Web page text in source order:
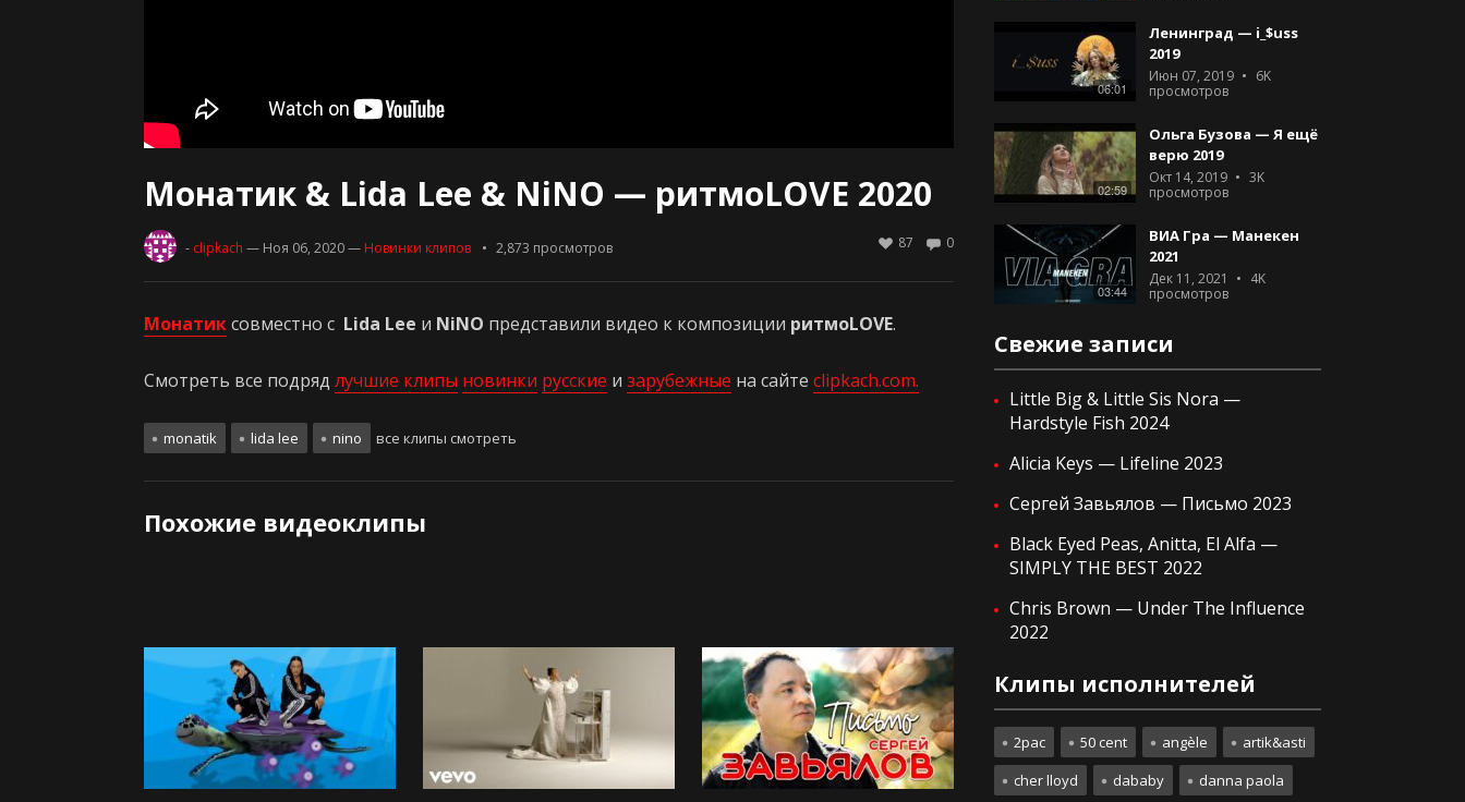
Монатик & Lida Lee & NiNO — ритмоLOVE 2020
- clipkach — Ноя 06, 2020— Новинки клипов 2,873 просмотров 0
87
Монатиксовместно с Lida Lee и NiNO представили видео к композиции ритмоLOVE.
Смотреть все подряд лучшие клипы новинки русские и зарубежные на сайте clipkach.com.
monatik lida lee nino все клипы смотреть
Похожие видеоклипы
06:01
Ленинград — i_$uss
2019
Июн 07, 2019
6K
просмотров
02:59
Ольга Бузова — Я ещё
верю 2019
Окт 14, 2019
3K
просмотров
03:44
ВИА Гра — Манекен
2021
Дек 11, 2021
4K
просмотров
Свежие записи
Little Big & Little Sis Nora —
Hardstyle Fish 2024
Alicia Keys — Lifeline 2023
Сергей Завьялов — Письмо 2023
Black Eyed Peas, Anitta, El Alfa —
SIMPLY THE BEST 2022
Chris Brown — Under The Influence
2022
Клипы исполнителей
2pac 50 cent angèle
artik&asti
cher lloyd
dababy
danna paola